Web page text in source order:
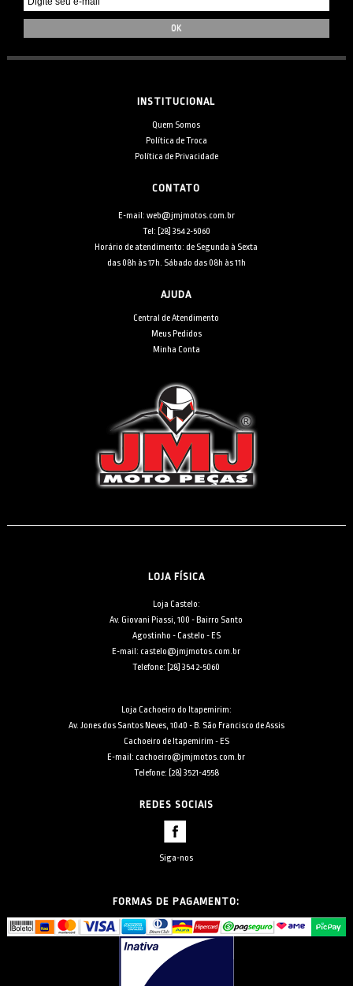
INSTITUCIONAL
Quem Somos
Política de Troca
Política de Privacidade
CONTATO
E-mail: web@jmjmotos.com.br
Tel: [28] 3542-5060
Horário de atendimento: de Segunda à Sexta
das 08h às 17h. Sábado das 08h às 11h
AJUDA
Central de Atendimento
Meus Pedidos
Minha Conta
LOJA FÍSICA
Loja Castelo:
Av. Giovani Piassi, 100 - Bairro Santo
Agostinho - Castelo - ES
E-mail: castelo@jmjmotos.com.br
Telefone: [28] 3542-5060
Loja Cachoeiro do Itapemirim:
Av. Jones dos Santos Neves, 1040 - B. São Francisco de Assis
Cachoeiro de Itapemirim - ES
E-mail: cachoeiro@jmjmotos.com.br
Telefone: [28] 3521-4558
REDES SOCIAIS
Siga-nos
FORMAS DE PAGAMENTO: